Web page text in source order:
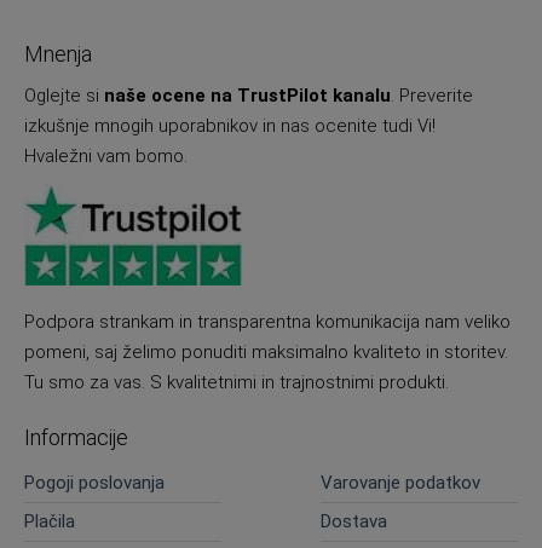
Mnenja
Oglejte si naše ocene na TrustPilot kanalu. Preverite
izkušnje mnogih uporabnikov in nas ocenite tudi Vi!
Hvaležni vam bomo.
Podpora strankam in transparentna komunikacija nam veliko
pomeni, saj želimo ponuditi maksimalno kvaliteto in storitev.
Tu smo za vas. S kvalitetnimi in trajnostnimi produkti.
Informacije
Pogoji poslovanja
Varovanje podatkov
Plačila
Dostava